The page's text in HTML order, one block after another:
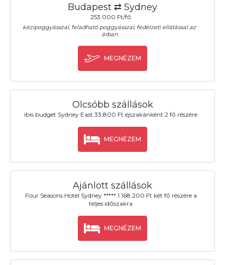
Budapest ⇄ Sydney
253.000 Ft/fő
kézipoggyásszal, feladható poggyásszal, fedélzeti ellátással az
árban
MEGNÉZEM
Olcsóbb szállások
ibis budget Sydney East 33.800 Ft éjszakánként 2 fő részére
MEGNÉZEM
Ajánlott szállások
Four Seasons Hotel Sydney ***** 1.168.200 Ft két fő részére a
teljes időszakra
MEGNÉZEM